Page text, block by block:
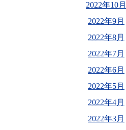
2022年10月
2022年9月
2022年8月
2022年7月
2022年6月
2022年5月
2022年4月
2022年3月